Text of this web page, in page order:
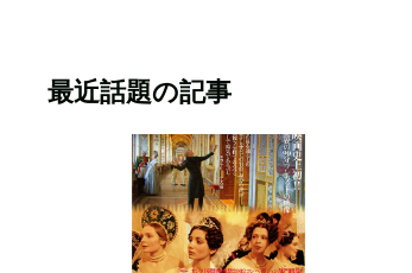
最近話題の記事